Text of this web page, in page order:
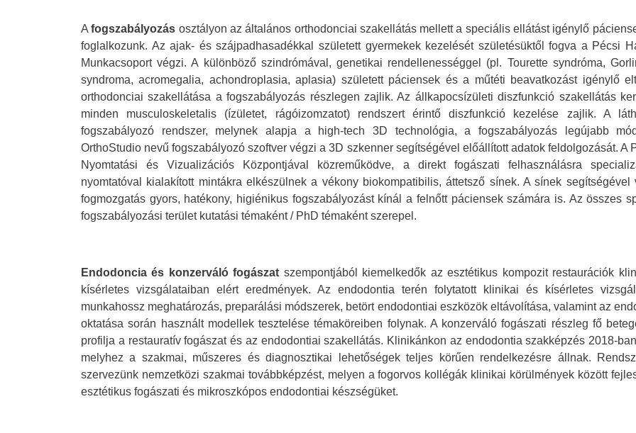
Afogszabályozás osztályon az általános orthodonciai szakellátás mellett a speciális ellátást igénylő
foglalkozunk. Az ajak- és szájpadhasadékkal született gyermekek kezelését születésüktől fogva a Pécsi
Munkacsoport végzi. A különböző szindrómával, genetikai rendellenességgel (pl. Tourette syndróma,
syndroma, acromegalia, achondroplasia, aplasia) született páciensek és a műtéti beavatkozást igénylő
orthodonciai szakellátása a fogszabályozás részlegen zajlik. Az állkapocsízületi diszfunkció szakellátás
minden musculoskeletalis (ízületet, rágóizomzatot) rendszert érintő diszfunkció kezelése zajlik. A
fogszabályozó rendszer, melynek alapja a high-tech 3D technológia, a fogszabályozás legújabb
OrthoStudio nevű fogszabályozó szoftver végzi a 3D szkenner segítségével előállított adatok feldolgozását. A
Nyomtatási és Vizualizációs Központjával közreműködve, a direkt fogászati felhasználásra
nyomtatóval kialakított mintákra elkészülnek a vékony biokompatibilis, áttetsző sínek. A sínek segítségével
fogmozgatás gyors, hatékony, higiénikus fogszabályozást kínál a felnőtt páciensek számára is. Az összes
fogszabályozási terület kutatási témaként / PhD témaként szerepel.
Endodoncia és konzerváló fogászat szempontjából kiemelkedők az esztétikus kompozit restaurációk
kísérletes vizsgálataiban elért eredmények. Az endodontia terén folytatott klinikai és kísérletes
munkahossz meghatározás, preparálási módszerek, betört endodontiai eszközök eltávolítása, valamint az
oktatása során használt modellek tesztelése témaköreiben folynak. A konzerváló fogászati részleg fő
profilja a restauratív fogászat és az endodontiai szakellátás. Klinikánkon az endodontia szakképzés 2018-
melyhez a szakmai, műszeres és diagnosztikai lehetőségek teljes körűen rendelkezésre állnak.
szervezünk nemzetközi szakmai továbbképzést, melyen a fogorvos kollégák klinikai körülmények között
esztétikus fogászati és mikroszkópos endodontiai készségüket.